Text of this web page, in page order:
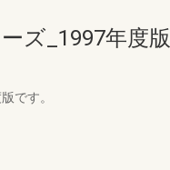
ズ_1997年度版
です。